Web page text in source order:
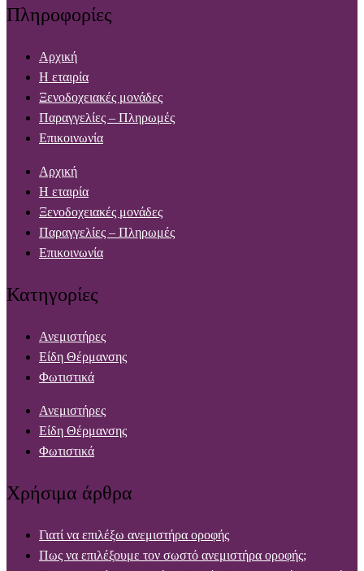
Πληροφορίες
Αρχική
Η εταιρία
Ξενοδοχειακές μονάδες
Παραγγελίες – Πληρωμές
Επικοινωνία
Αρχική
Η εταιρία
Ξενοδοχειακές μονάδες
Παραγγελίες – Πληρωμές
Επικοινωνία
Κατηγορίες
Ανεμιστήρες
Είδη Θέρμανσης
Φωτιστικά
Ανεμιστήρες
Είδη Θέρμανσης
Φωτιστικά
Χρήσιμα άρθρα
Γιατί να επιλέξω ανεμιστήρα οροφής
Πως να επιλέξουμε τον σωστό ανεμιστήρα οροφής;